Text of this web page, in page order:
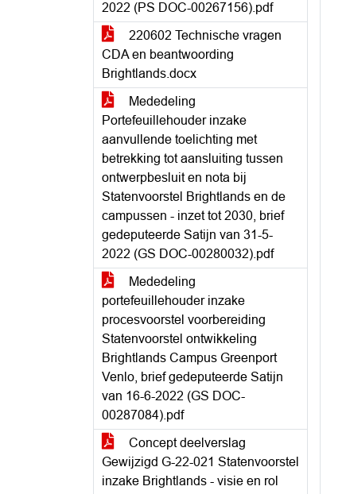
2022 (PS DOC-00267156).pdf
220602 Technische vragen
CDA en beantwoording
Brightlands.docx
Mededeling
Portefeuillehouder inzake
aanvullende toelichting met
betrekking tot aansluiting tussen
ontwerpbesluit en nota bij
Statenvoorstel Brightlands en de
campussen - inzet tot 2030, brief
gedeputeerde Satijn van 31-5-
2022 (GS DOC-00280032).pdf
Mededeling
portefeuillehouder inzake
procesvoorstel voorbereiding
Statenvoorstel ontwikkeling
Brightlands Campus Greenport
Venlo, brief gedeputeerde Satijn
van 16-6-2022 (GS DOC-
00287084).pdf
Concept deelverslag
Gewijzigd G-22-021 Statenvoorstel
inzake Brightlands - visie en rol